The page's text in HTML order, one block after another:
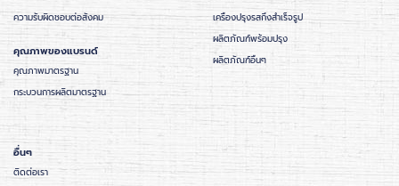
ความรับผิดชอบต่อสังคม
คุณภาพของแบรนด์
คุณภาพมาตรฐาน
กระบวนการผลิตมาตรฐาน
เครื่องปรุงรสกึ่งสำเร็จรูป
ผลิตภัณฑ์พร้อมปรุง
ผลิตภัณฑ์อื่นๆ
อื่นๆ
ติดต่อเรา